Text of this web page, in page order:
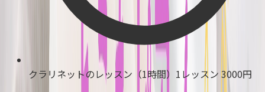
クラリネットのレッスン（1時間）1レッスン 3000円